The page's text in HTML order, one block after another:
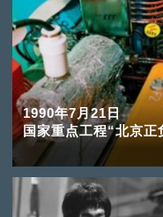
1990年7月21日
国家重点工程“北京正